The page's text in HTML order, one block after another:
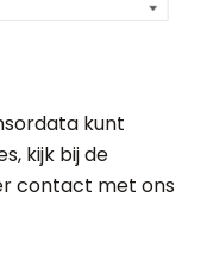
kunt
kijk bij de
contact met ons